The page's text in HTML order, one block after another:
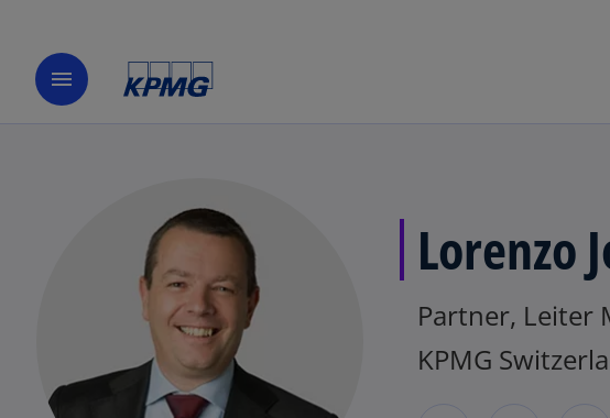
menu
Lorenzo
Partner, Leiter
KPMG